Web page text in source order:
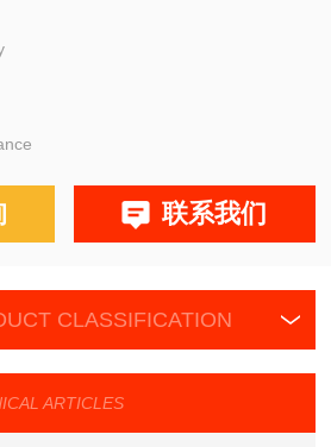
联系我们
CLASSIFICATION
ARTICLES